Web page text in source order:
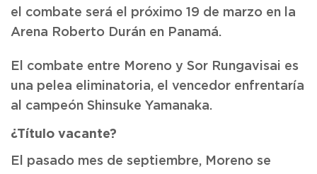
el combate será el próximo 19 de marzo en la
Arena Roberto Durán en Panamá.
El combate entre Moreno y Sor Rungavisai es
una pelea eliminatoria, el vencedor enfrentaría
al campeón Shinsuke Yamanaka.
¿Título vacante?
El pasado mes de septiembre, Moreno se